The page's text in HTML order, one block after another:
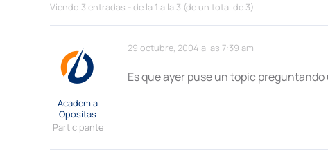
Viendo 3 entradas - de la 1 a la 3 (de un total de 3)
29 octubre, 2004 a las 7:39 am
Academia
Opositas
Participante
Es que ayer puse un topic